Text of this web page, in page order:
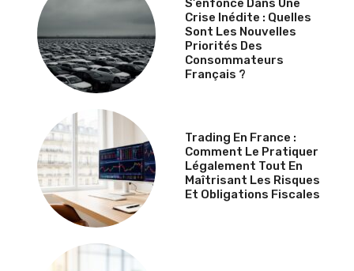
S’enfonce Dans Une
Crise Inédite : Quelles
Sont Les Nouvelles
Priorités Des
Consommateurs
Français ?
Trading En France :
Comment Le Pratiquer
Légalement Tout En
Maîtrisant Les Risques
Et Obligations Fiscales